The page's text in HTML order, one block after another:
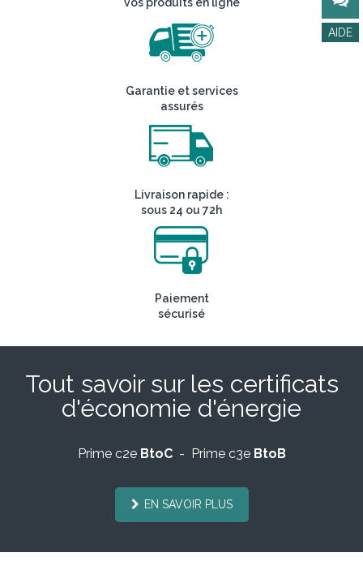
Garantie et services
assurés
Livraison rapide :
sous 24 ou 72h
Paiement
sécurisé
Tout savoir sur les certificats
d'économie d'énergie
Prime c2e BtoC- Prime c3e BtoB
EN SAVOIR PLUS